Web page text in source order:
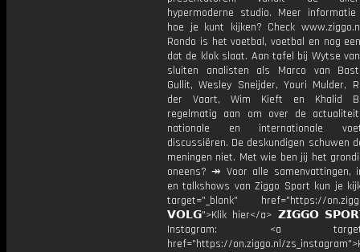
hypermoderne studio. Meer
hoe je kunt kijken? Check
Rondo is het voetbal, voetbal en nog
dat de klok slaat. Aan tafel bij Wytse
sluiten analisten als Marco van
Gullit, Wesley Sneijder, Youri Mulder,
der Vaart, Wim Kieft en Khalid
regelmatig aan om over de
nationale en internationale
discussiëren. De deskundigen schuwen
meningen niet. Met wie ben jij het
oneens? ↠ Voor alle samenvattingen,
en talkshows van Ziggo Sport kun je
target="_blank" href="https://
𝗩𝗢𝗟𝗚">Klik hier</a> 𝗭𝗜𝗚𝗚𝗢
Instagram: <a
href="https://on.ziggo.nl/